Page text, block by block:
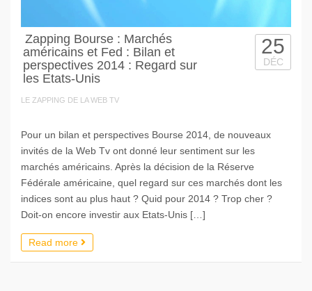
Zapping Bourse : Marchés
américains et Fed : Bilan et
perspectives 2014 : Regard sur
les Etats-Unis
LE ZAPPING DE LA WEB TV
25
DÉC
Pour un bilan et perspectives Bourse 2014, de nouveaux
invités de la Web Tv ont donné leur sentiment sur les
marchés américains. Après la décision de la Réserve
Fédérale américaine, quel regard sur ces marchés dont les
indices sont au plus haut ? Quid pour 2014 ? Trop cher ?
Doit-on encore investir aux Etats-Unis […]
Read more